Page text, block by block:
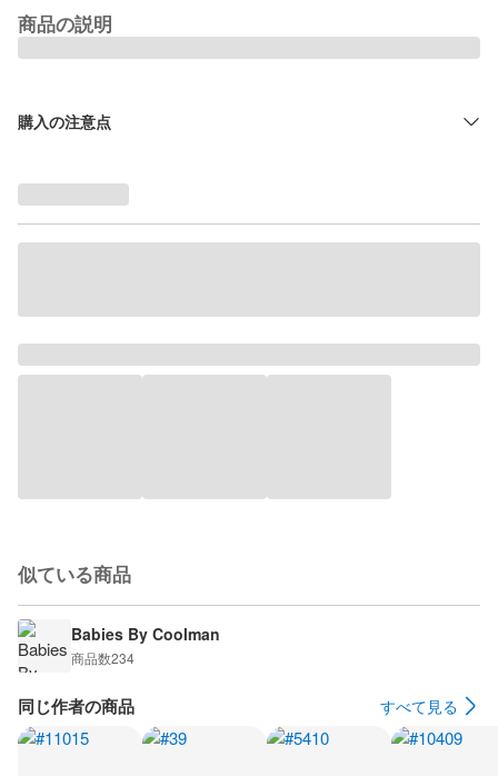
商品の説明
購入の注意点
似ている商品
Babies By Coolman
商品数234
同じ作者の商品 すべて見る